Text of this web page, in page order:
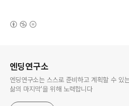
엔딩연구소
엔딩연구소는 스스로 준비하고 계획할 수 있
삶의 마지막'을 위해 노력합니다